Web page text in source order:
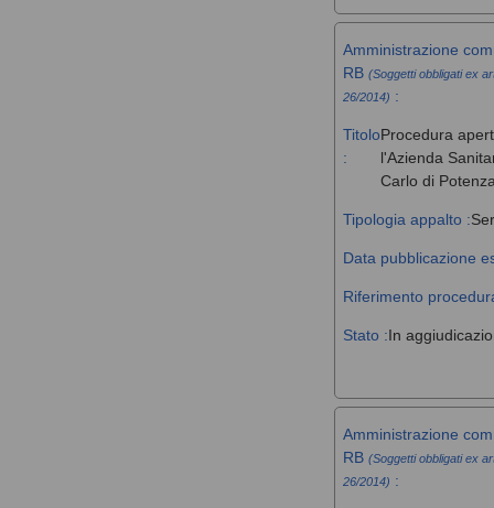
Amministrazione
RB (Soggetti obbligati ex
26/2014) :
Titolo
:
Procedura
l'Azienda
Carlo di
Tipologia appalto :
Data pubblicazione
Riferimento
Stato :In
Amministrazione
RB (Soggetti obbligati ex
26/2014) :